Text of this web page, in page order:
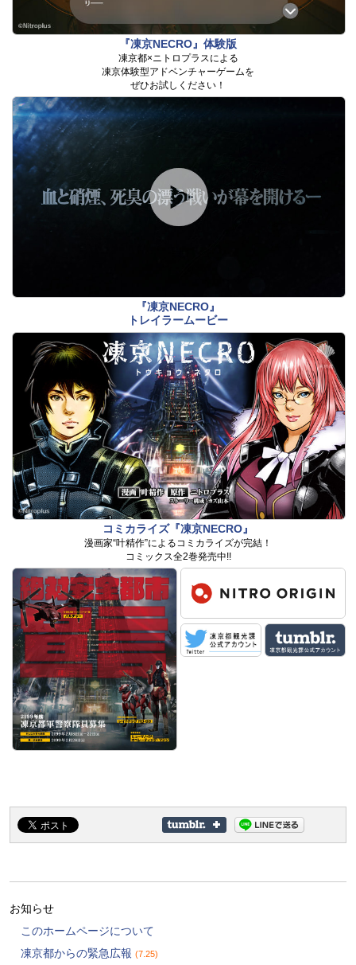
『凍京NECRO』体験版
凍京都×ニトロプラスによる
凍京体験型アドベンチャーゲームを
ぜひお試しください！
『凍京NECRO』
トレイラームービー
コミカライズ『凍京NECRO』
漫画家“叶精作”によるコミカライズが完結！
コミックス全2巻発売中!!
お知らせ
このホームページについて
凍京都からの緊急広報 (7.25)